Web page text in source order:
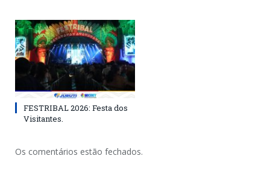
FESTRIBAL 2026: Festa dos
Visitantes.
Os comentários estão fechados.